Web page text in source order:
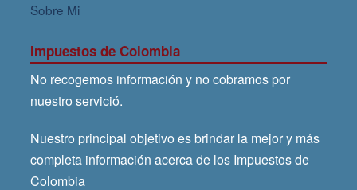
Sobre Mi
Impuestos de Colombia
No recogemos información y no cobramos por
nuestro servició.
Nuestro principal objetivo es brindar la mejor y más
completa información acerca de los Impuestos de
Colombia